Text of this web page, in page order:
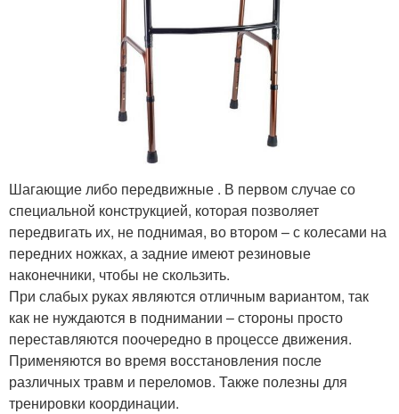
Шагающие либо передвижные . В первом случае со
специальной конструкцией, которая позволяет
передвигать их, не поднимая, во втором – с колесами на
передних ножках, а задние имеют резиновые
наконечники, чтобы не скользить.
При слабых руках являются отличным вариантом, так
как не нуждаются в поднимании – стороны просто
переставляются поочередно в процессе движения.
Применяются во время восстановления после
различных травм и переломов. Также полезны для
тренировки координации.